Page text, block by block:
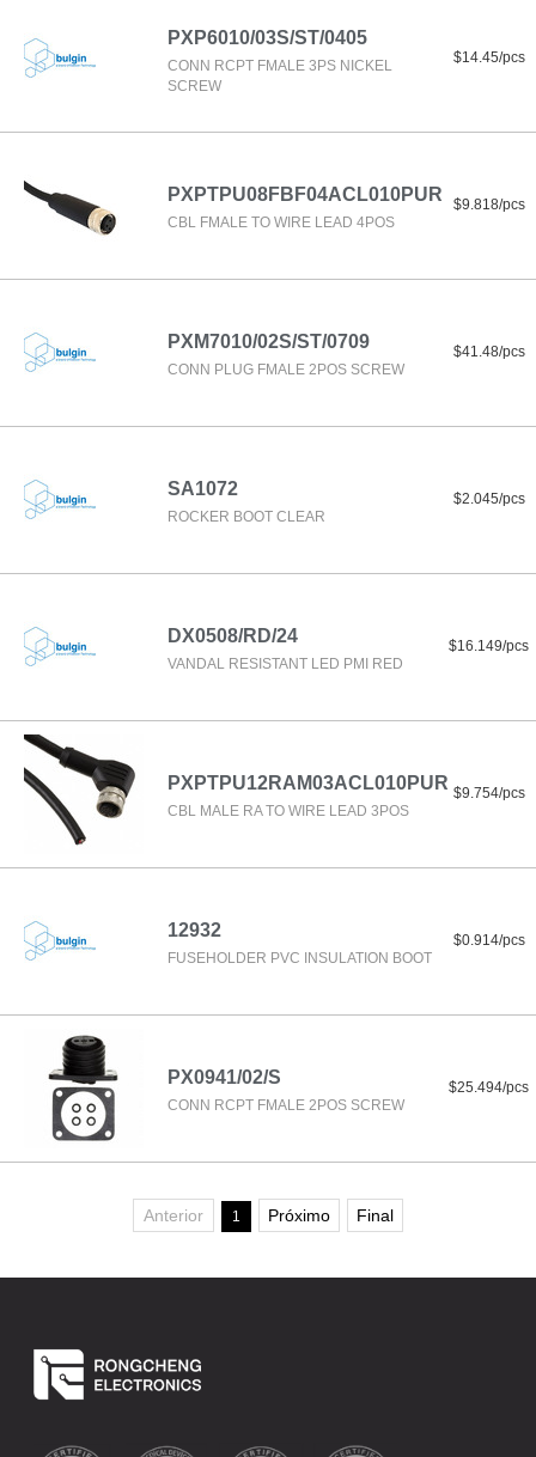
PXP6010/03S/ST/0405
CONN RCPT FMALE 3PS NICKEL
SCREW
$14.45/pcs
PXPTPU08FBF04ACL010PUR
CBL FMALE TO WIRE LEAD 4POS
$9.818/pcs
PXM7010/02S/ST/0709
CONN PLUG FMALE 2POS SCREW
$41.48/pcs
SA1072
ROCKER BOOT CLEAR
$2.045/pcs
DX0508/RD/24
VANDAL RESISTANT LED PMI RED
$16.149/pcs
PXPTPU12RAM03ACL010PUR
CBL MALE RA TO WIRE LEAD 3POS
$9.754/pcs
12932
FUSEHOLDER PVC INSULATION BOOT
$0.914/pcs
PX0941/02/S
CONN RCPT FMALE 2POS SCREW
$25.494/pcs
Anterior 1 Próximo Final